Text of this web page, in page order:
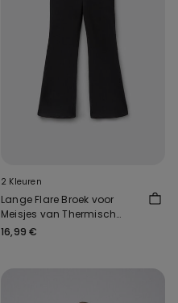
2 Kleuren
Lange Flare Broek voor
Meisjes van Thermisch
Katoen
16,99 €